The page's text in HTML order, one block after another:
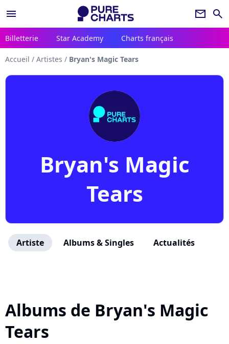
menu newsletter search
Billetterie Star Academy Charts français
Accueil / Artistes / Bryan's Magic Tears
Bryan's Magic
Tears
Artiste Albums & Singles Actualités
Albums de Bryan's Magic
Tears